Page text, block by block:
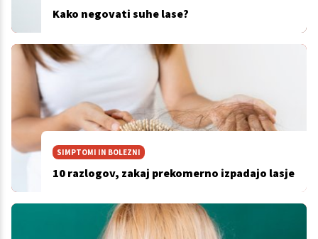
Kako negovati suhe lase?
SIMPTOMI IN BOLEZNI
10 razlogov, zakaj prekomerno izpadajo lasje